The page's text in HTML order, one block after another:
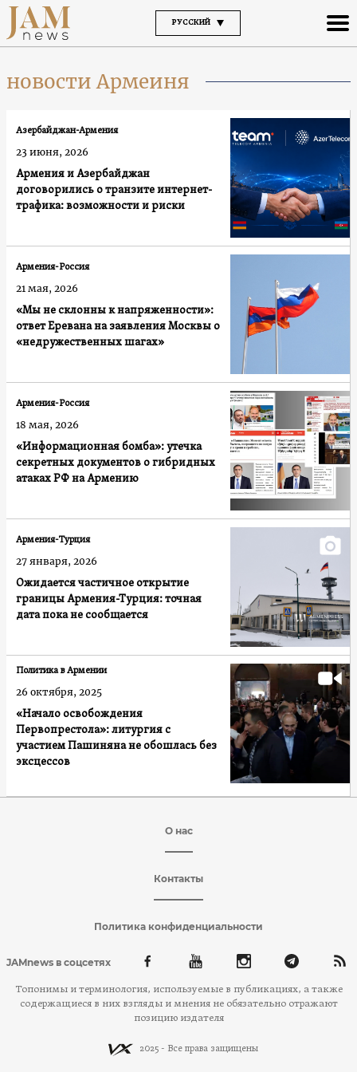
РУССКИЙ
новости Армеиня
Армения и Азербайджан
договорились о транзите интернет-
трафика: возможности и риски
Азербайджан-Армения
23 июня, 2026
«Мы не склонны к напряженности»:
ответ Еревана на заявления Москвы о
«недружественных шагах»
Армения-Россия
21 мая, 2026
«Информационная бомба»: утечка
секретных документов о гибридных
атаках РФ на Армению
Армения-Россия
18 мая, 2026
Ожидается частичное открытие
границы Армения-Турция: точная
дата пока не сообщается
Армения-Турция
27 января, 2026
«Начало освобождения
Первопрестола»: литургия с
участием Пашиняна не обошлась без
эксцессов
Политика в Армении
26 октября, 2025
О нас
Контакты
Политика конфиденциальности
JAMnews в соцсетях
Топонимы и терминология, используемые в публикациях, а также
содержащиеся в них взгляды и мнения не обязательно отражают
позицию издателя
2025 - Все права защищены